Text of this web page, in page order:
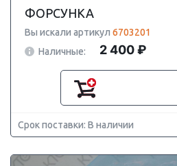
ФОРСУНКА
Вы искали артикул 6703201
Наличные:
2 400 ₽
Срок поставки: В наличии